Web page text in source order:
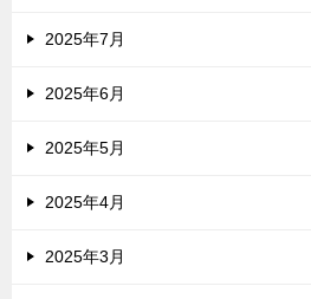
2025年7月
2025年6月
2025年5月
2025年4月
2025年3月